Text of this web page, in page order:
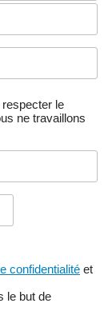
respecter le
ne travaillons
confidentialité et
le but de